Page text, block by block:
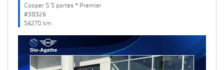
Cooper S 5 portes * Premier
#38326
56270 km